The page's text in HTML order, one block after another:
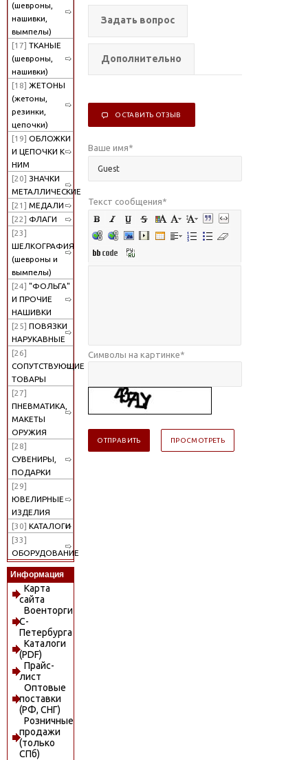
(шевроны,
нашивки,
вымпелы)
[17] ТКАНЫЕ
(шевроны,
нашивки)
[18] ЖЕТОНЫ
(жетоны,
резинки,
цепочки)
[19] ОБЛОЖКИ
И ЦЕПОЧКИ К
НИМ
[20] ЗНАЧКИ
МЕТАЛЛИЧЕСКИЕ
[21] МЕДАЛИ
[22] ФЛАГИ
[23]
ШЕЛКОГРАФИЯ
(шевроны и
вымпелы)
[24] "ФОЛЬГА"
И ПРОЧИЕ
НАШИВКИ
[25] ПОВЯЗКИ
НАРУКАВНЫЕ
[26]
СОПУТСТВУЮЩИЕ
ТОВАРЫ
[27]
ПНЕВМАТИКА,
МАКЕТЫ
ОРУЖИЯ
[28]
СУВЕНИРЫ,
ПОДАРКИ
[29]
ЮВЕЛИРНЫЕ
ИЗДЕЛИЯ
[30] КАТАЛОГИ
[33]
ОБОРУДОВАНИЕ
Информация
Карта
сайта
Военторги
С-
Петербурга
Каталоги
(PDF)
Прайс-
лист
Оптовые
поставки
(РФ, СНГ)
Розничные
продажи
(только
СПб)
Задать вопрос
Дополнительно
ОСТАВИТЬ ОТЗЫВ
Ваше имя*
Текст сообщения*
Символы на картинке*